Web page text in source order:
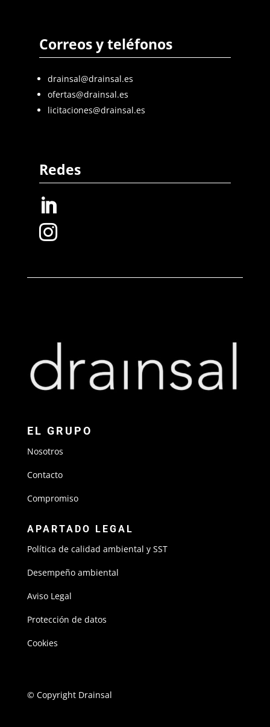
Correos y teléfonos
drainsal@drainsal.es
ofertas@drainsal.es
licitaciones@drainsal.es
Redes


EL GRUPO
Nosotros
Contacto
Compromiso
APARTADO LEGAL
Política de calidad ambiental y SST
Desempeño ambiental
Aviso Legal
Protección de datos
Cookies
© Copyright Drainsal